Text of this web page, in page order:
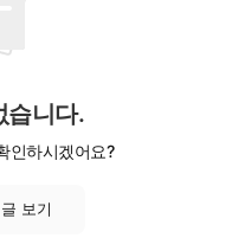
습니다.
인하시겠어요?
보기